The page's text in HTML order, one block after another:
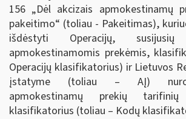
156 „Dėl akcizais apmokestinamų
pakeitimo“ (toliau - Pakeitimas),
išdėstyti Operacijų,
apmokestinamomis prekėmis,
Operacijų klasifikatorius) ir Lietuvos
įstatyme (toliau – AĮ)
apmokestinamų prekių
klasifikatorius (toliau – Kodų